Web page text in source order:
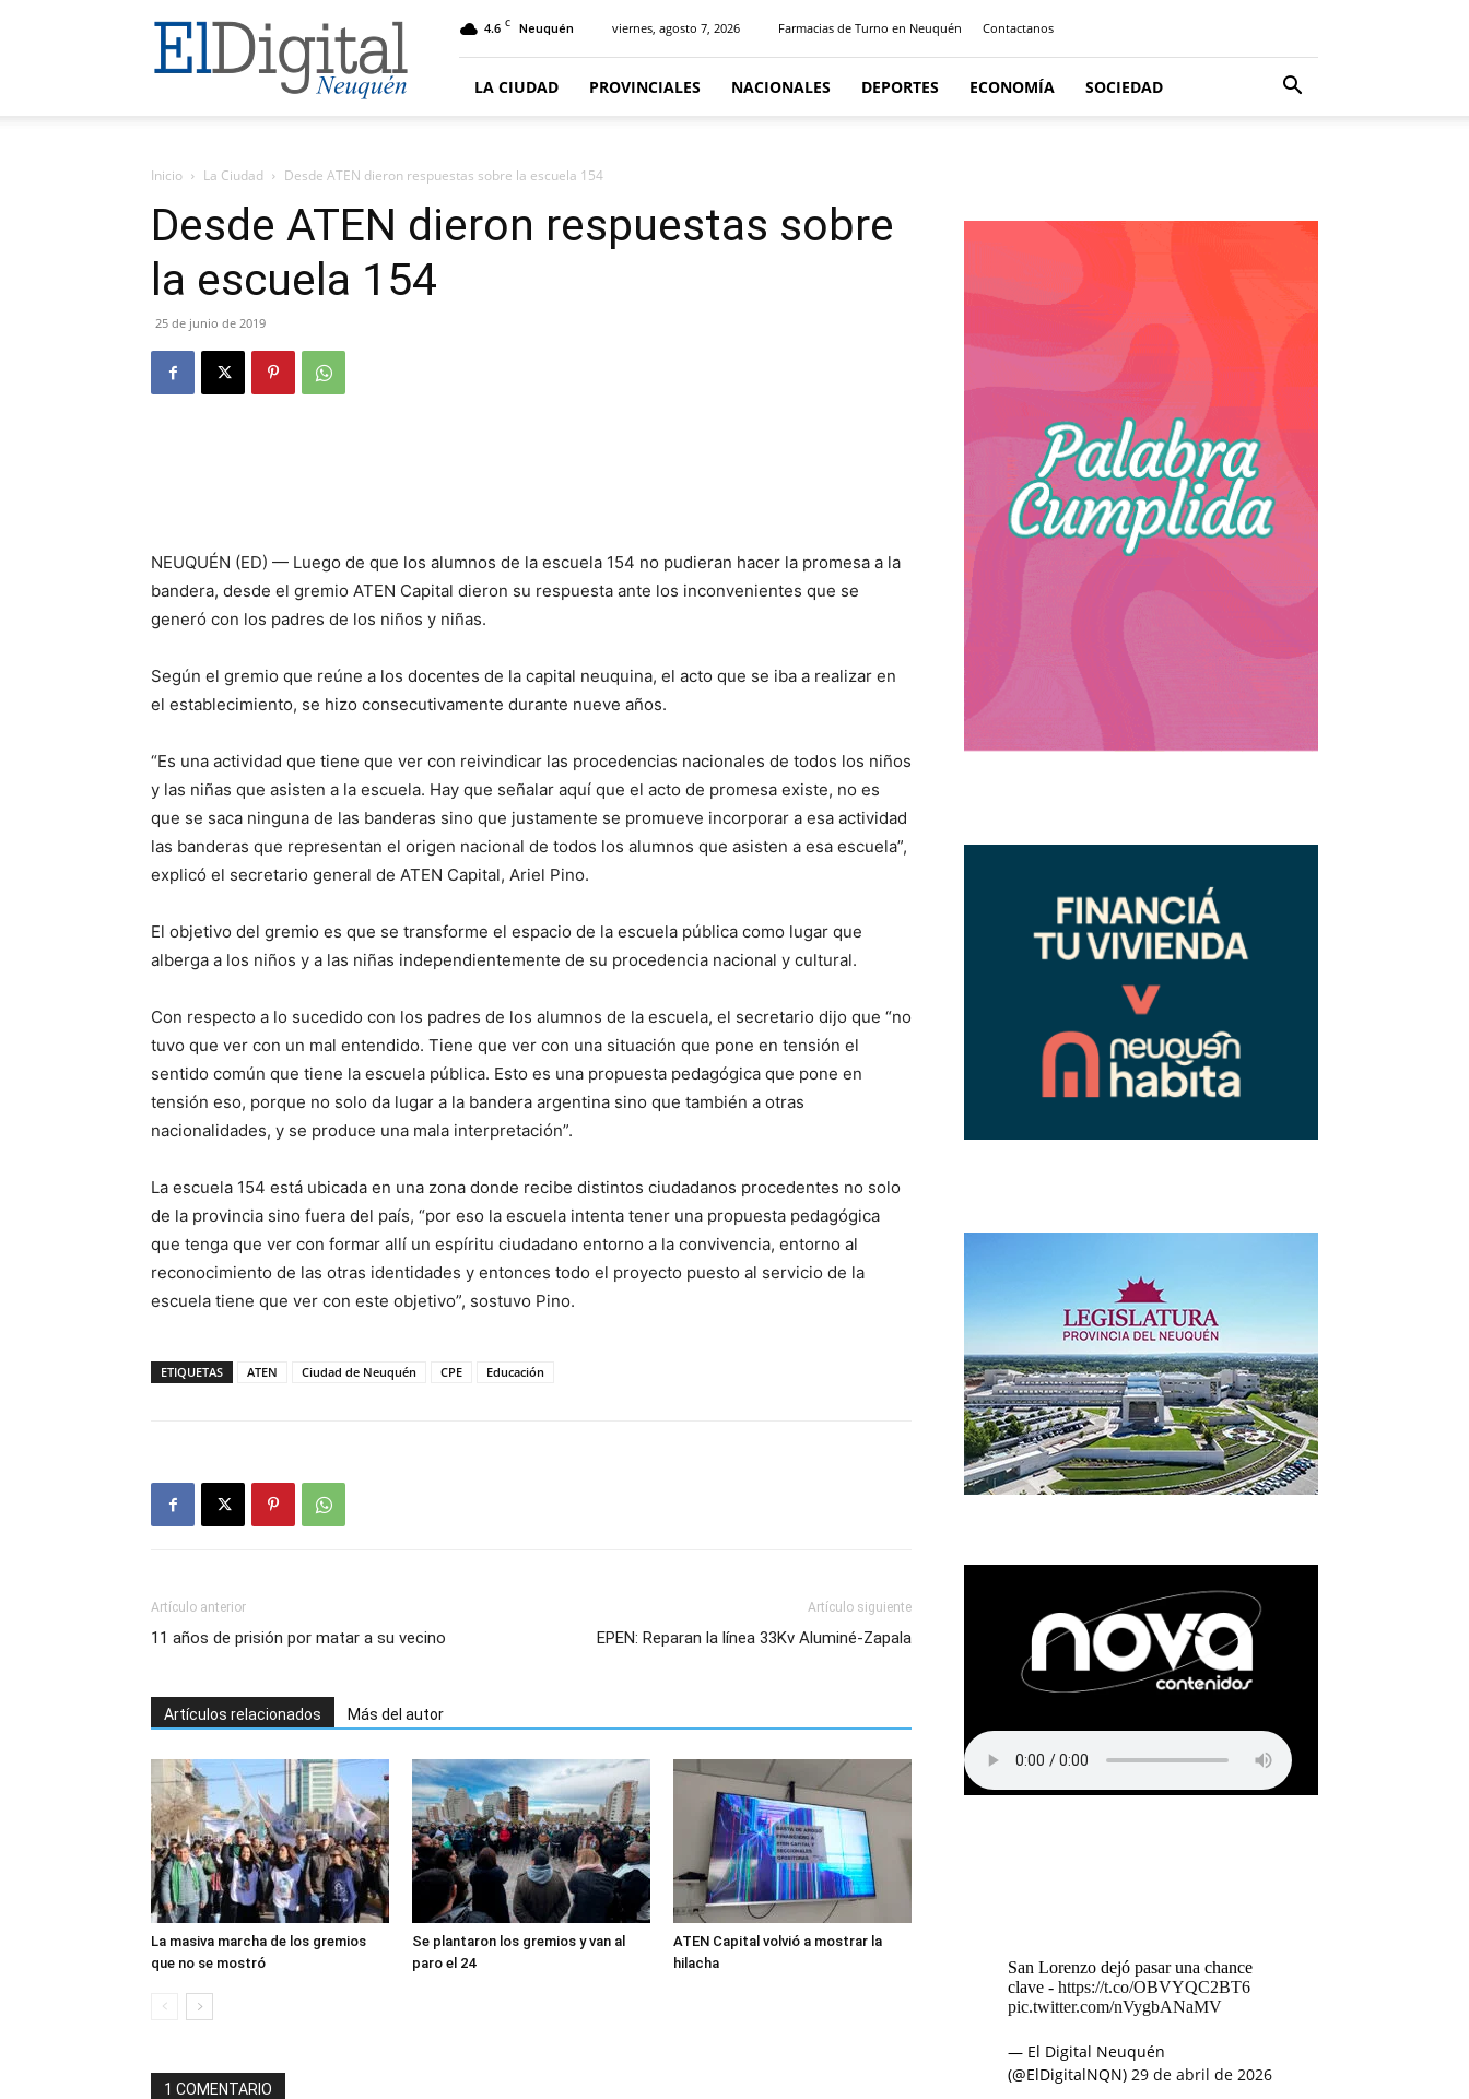
El
Digital
Neuquen
4.6 C Neuquén viernes, agosto 7, 2026 Farmacias de Turno en Neuquén Contactanos
LA CIUDAD PROVINCIALES NACIONALES DEPORTES ECONOMÍA SOCIEDAD
Inicio La Ciudad Desde ATEN dieron respuestas sobre la escuela 154
Desde ATEN dieron respuestas sobre
la escuela 154
25 de junio de 2019
NEUQUÉN (ED) — Luego de que los alumnos de la escuela 154 no pudieran hacer la promesa a la
bandera, desde el gremio ATEN Capital dieron su respuesta ante los inconvenientes que se
generó con los padres de los niños y niñas.
Según el gremio que reúne a los docentes de la capital neuquina, el acto que se iba a realizar en
el establecimiento, se hizo consecutivamente durante nueve años.
“Es una actividad que tiene que ver con reivindicar las procedencias nacionales de todos los niños
y las niñas que asisten a la escuela. Hay que señalar aquí que el acto de promesa existe, no es
que se saca ninguna de las banderas sino que justamente se promueve incorporar a esa actividad
las banderas que representan el origen nacional de todos los alumnos que asisten a esa escuela”,
explicó el secretario general de ATEN Capital, Ariel Pino.
El objetivo del gremio es que se transforme el espacio de la escuela pública como lugar que
alberga a los niños y a las niñas independientemente de su procedencia nacional y cultural.
Con respecto a lo sucedido con los padres de los alumnos de la escuela, el secretario dijo que “no
tuvo que ver con un mal entendido. Tiene que ver con una situación que pone en tensión el
sentido común que tiene la escuela pública. Esto es una propuesta pedagógica que pone en
tensión eso, porque no solo da lugar a la bandera argentina sino que también a otras
nacionalidades, y se produce una mala interpretación”.
La escuela 154 está ubicada en una zona donde recibe distintos ciudadanos procedentes no solo
de la provincia sino fuera del país, “por eso la escuela intenta tener una propuesta pedagógica
que tenga que ver con formar allí un espíritu ciudadano entorno a la convivencia, entorno al
reconocimiento de las otras identidades y entonces todo el proyecto puesto al servicio de la
escuela tiene que ver con este objetivo”, sostuvo Pino.
ETIQUETAS ATEN Ciudad de Neuquén CPE Educación
Artículo anterior
11 años de prisión por matar a su vecino
Artículo siguiente
EPEN: Reparan la línea 33Kv Aluminé-Zapala
Artículos relacionados Más del autor
La masiva marcha de los gremios
que no se mostró
Se plantaron los gremios y van al
paro el 24
ATEN Capital volvió a mostrar la
hilacha
1 COMENTARIO
San Lorenzo dejó pasar una chance
clave - https://t.co/OBVYQC2BT6
pic.twitter.com/nVygbANaMV
— El Digital Neuquén
(@ElDigitalNQN) 29 de abril de 2026